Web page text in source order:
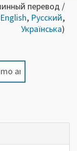
перевод /
English, Русский,
Українська)